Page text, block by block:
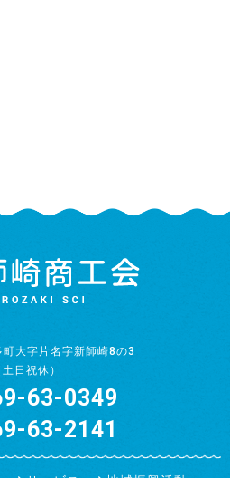
大字片名字新師崎8の3
日祝休）
63-0349
63-2141